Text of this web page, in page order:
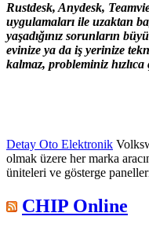
Rustdesk, Anydesk,
uygulamaları ile uzaktan
yaşadığınız sorunların
evinize ya da iş yerinize
kalmaz, probleminiz hızlıca
Detay Oto Elektronik
olmak üzere her marka
üniteleri ve gösterge
CHIP Online